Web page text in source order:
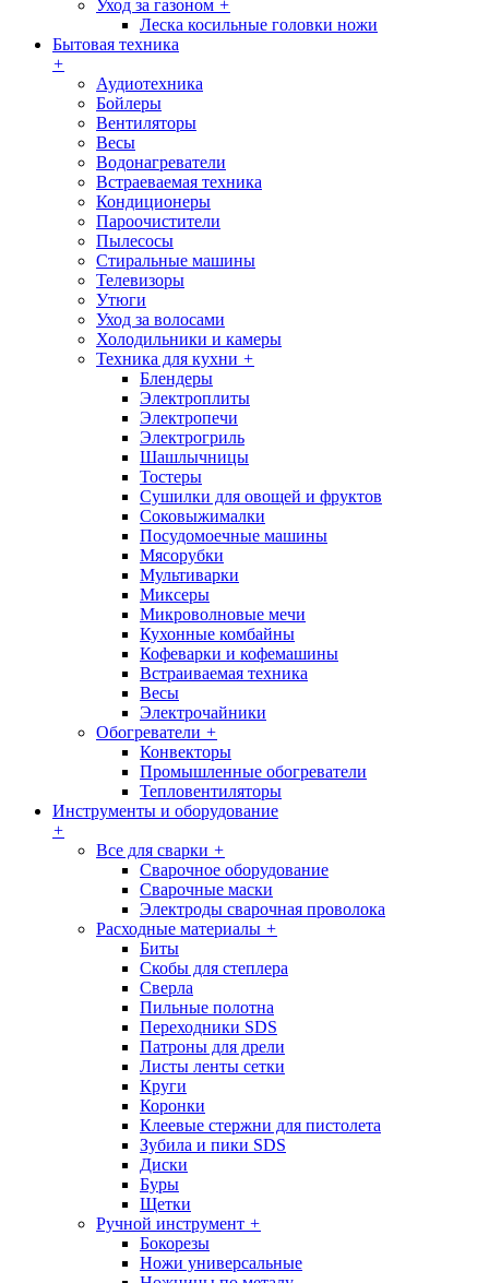
Уход за газоном +
Леска косильные головки ножи
Бытовая техника
+
Аудиотехника
Бойлеры
Вентиляторы
Весы
Водонагреватели
Встраеваемая техника
Кондиционеры
Пароочистители
Пылесосы
Стиральные машины
Телевизоры
Утюги
Уход за волосами
Холодильники и камеры
Техника для кухни +
Блендеры
Электроплиты
Электропечи
Электрогриль
Шашлычницы
Тостеры
Сушилки для овощей и фруктов
Соковыжималки
Посудомоечные машины
Мясорубки
Мультиварки
Миксеры
Микроволновые мечи
Кухонные комбайны
Кофеварки и кофемашины
Встраиваемая техника
Весы
Электрочайники
Обогреватели +
Конвекторы
Промышленные обогреватели
Тепловентиляторы
Инструменты и оборудование
+
Все для сварки +
Сварочное оборудование
Сварочные маски
Электроды сварочная проволока
Расходные материалы +
Биты
Скобы для степлера
Сверла
Пильные полотна
Переходники SDS
Патроны для дрели
Листы ленты сетки
Круги
Коронки
Клеевые стержни для пистолета
Зубила и пики SDS
Диски
Буры
Щетки
Ручной инструмент +
Бокорезы
Ножи универсальные